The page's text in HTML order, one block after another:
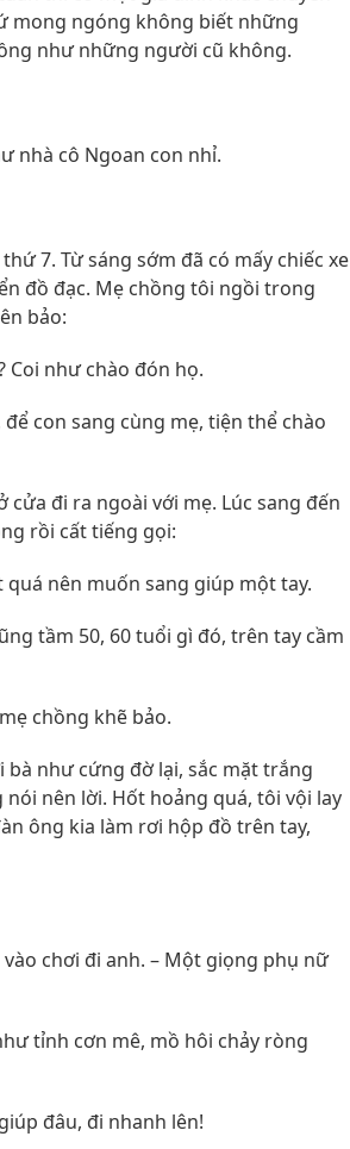
mong ngóng không biết những
như những người cũ không.
nhà cô Ngoan con nhỉ.
7. Từ sáng sớm đã có mấy chiếc xe
đồ đạc. Mẹ chồng tôi ngồi trong
bảo:
Coi như chào đón họ.
con sang cùng mẹ, tiện thể chào
đi ra ngoài với mẹ. Lúc sang đến
rồi cất tiếng gọi:
nên muốn sang giúp một tay.
tầm 50, 60 tuổi gì đó, trên tay cầm
chồng khẽ bảo.
như cứng đờ lại, sắc mặt trắng
nên lời. Hốt hoảng quá, tôi vội lay
ông kia làm rơi hộp đồ trên tay,
chơi đi anh. – Một giọng phụ nữ
tỉnh cơn mê, mồ hôi chảy ròng
đâu, đi nhanh lên!